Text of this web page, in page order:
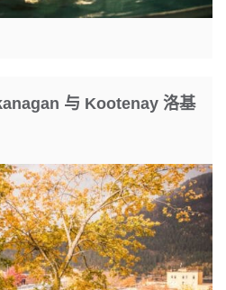
与 Kootenay 洛基